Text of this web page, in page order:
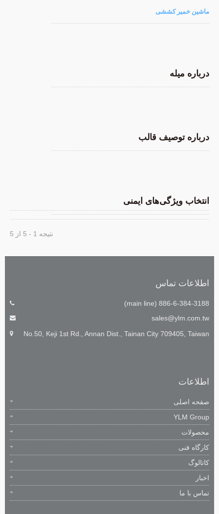
ماشین خمیر کششی
درباره میله
درباره توصیف قالب
انتخاب ویژگی‌های ایمنی
نتیجه 1 - 5 از 5
اطلاعات تماس
886-6-384-3188 (main line)
sales@ylm.com.tw
No.50, Keji 1st Rd., Annan Dist., Tainan City 709405, Taiwan
اطلاعات
صفحه اصلی
YLM Group
محصولات
کارگاه فنی
کاتالوگ
اخبار
تماس با ما